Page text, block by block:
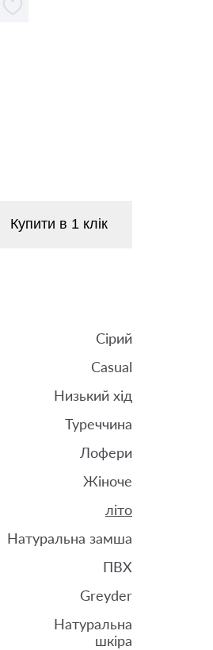
Купити в 1 клік
Сірий
Casual
Низький хід
Туреччина
Лофери
Жіноче
літо
Натуральна замша
ПВХ
Greyder
Натуральна
шкіра